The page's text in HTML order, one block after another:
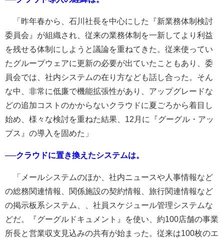
「昨年春から、石川社長を中心にした『新業務体制検討
委員会』が組織され、従来の業務体制を一新してより利益
を残せる体制にしようと議論を重ねてきた。従来使ってい
たグループウェアに更新の必要が出ていたこともあり、委
員会では、社内システムの在り方なども話し合った。そん
な中、非常に低廉で機能拡張性があり、アップグレードな
どの追加コストのかからないクラウドに夏ごろから着目し
始め、様々な検討を重ねた結果、12月に『グーグル・アッ
プス』の導入を固めた」
──クラウドに置き換えたシステムは。
「メールシステムのほか、社内ニュースや人事情報など
の総務関連情報、関係施設の契約情報、旅行関連情報など
の掲示板系システム、、社員スケジュール管理システムな
どだ。『グーグルドキュメント』を使い、約100店舗の事業
所長と営業収支見込みの共有が始まった。従来は100枚のエ